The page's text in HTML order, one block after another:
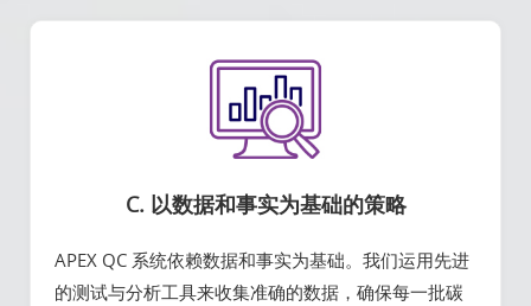
C. 以数据和事实为基础的策略
APEX QC 系统依赖数据和事实为基础。我们运用先进
的测试与分析工具来收集准确的数据，确保每一批碳